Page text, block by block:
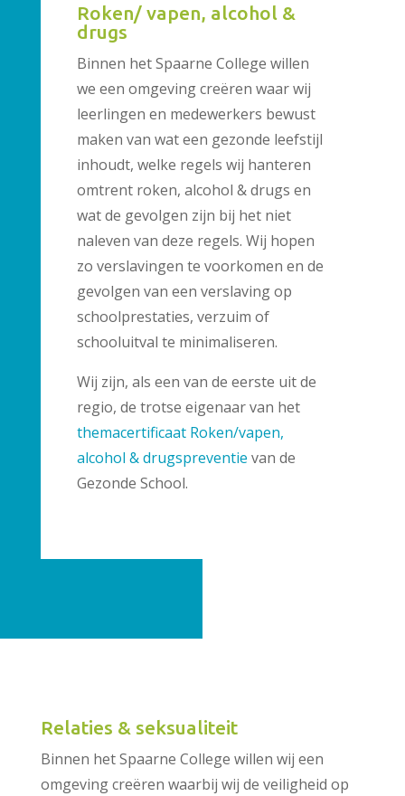
Roken/ vapen, alcohol &
drugs
Binnen het Spaarne College willen
we een omgeving creëren waar wij
leerlingen en medewerkers bewust
maken van wat een gezonde leefstijl
inhoudt, welke regels wij hanteren
omtrent roken, alcohol & drugs en
wat de gevolgen zijn bij het niet
naleven van deze regels. Wij hopen
zo verslavingen te voorkomen en de
gevolgen van een verslaving op
schoolprestaties, verzuim of
schooluitval te minimaliseren.
Wij zijn, als een van de eerste uit de
regio, de trotse eigenaar van het
themacertificaat Roken/vapen,
alcohol & drugspreventie van de
Gezonde School.
Relaties & seksualiteit
Binnen het Spaarne College willen wij een
omgeving creëren waarbij wij de veiligheid op